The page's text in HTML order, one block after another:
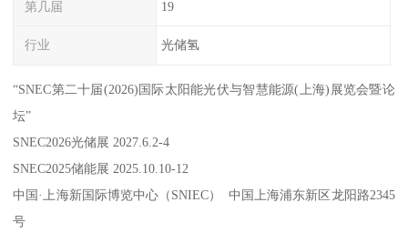
第几届 19
行业 光储氢
“SNEC第二十届(2026)国际太阳能光伏与智慧能源(上海)展览会暨论
坛”
SNEC2026光储展 2027.6.2-4
SNEC2025储能展 2025.10.10-12
中国·上海新国际博览中心（SNIEC） 中国上海浦东新区龙阳路2345
号